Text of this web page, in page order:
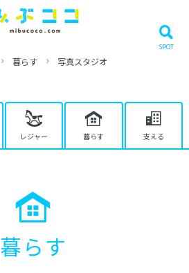
暮らす 写真スタジオ
レジャー 暮らす 支える
暮らす